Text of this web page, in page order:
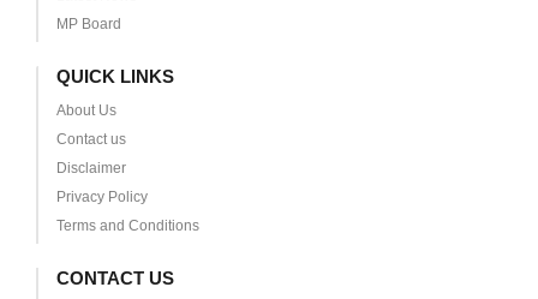
MP Board
QUICK LINKS
About Us
Contact us
Disclaimer
Privacy Policy
Terms and Conditions
CONTACT US